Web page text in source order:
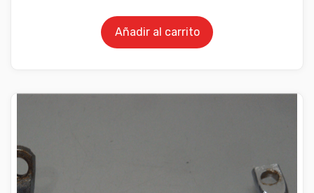
Añadir al carrito